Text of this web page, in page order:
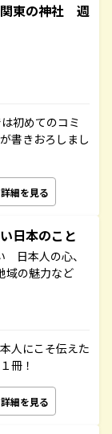
東の神社 週
初めてのコミ
書きおろしまし
詳細を見る
日本のこと
日本人の心、
域の魅力など
人にこそ伝えた
冊！
詳細を見る